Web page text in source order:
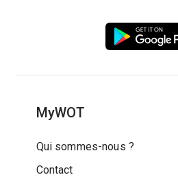
MyWOT
Qui sommes-nous ?
Contact